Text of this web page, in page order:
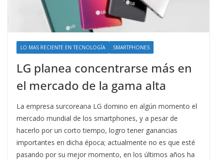
LO MAS RECIENTE EN TECNOLOGÍA SMARTPHONES
LG planea concentrarse más en
el mercado de la gama alta
La empresa surcoreana LG domino en algún momento el
mercado mundial de los smartphones, y a pesar de
hacerlo por un corto tiempo, logro tener ganancias
importantes en dicha época; actualmente no es que esté
pasando por su mejor momento, en los últimos años ha